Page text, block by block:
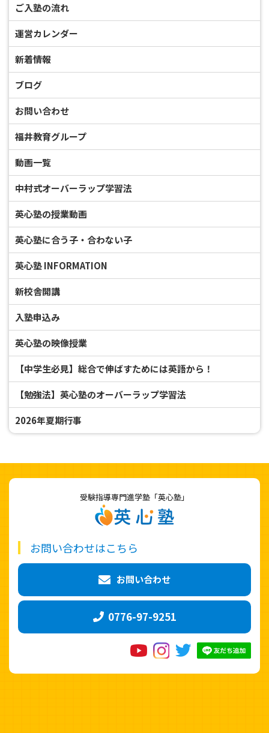
ご入塾の流れ
運営カレンダー
新着情報
ブログ
お問い合わせ
福井教育グループ
動画一覧
中村式オーバーラップ学習法
英心塾の授業動画
英心塾に合う子・合わない子
英心塾 INFORMATION
新校舎開講
入塾申込み
英心塾の映像授業
【中学生必見】総合で伸ばすためには英語から！
【勉強法】英心塾のオーバーラップ学習法
2026年夏期行事
受験指導専門進学塾「英心塾」
お問い合わせはこちら
お問い合わせ
0776-97-9251